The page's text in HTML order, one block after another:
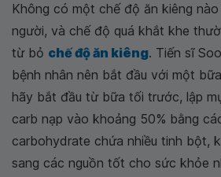
Không có một chế độ ăn kiêng
người, và chế độ quá khắt khe
từ bỏ chế độ ăn kiêng. Tiến sĩ
bệnh nhân nên bắt đầu với một
hãy bắt đầu từ bữa tối trước, lập
carb nạp vào khoảng 50% bằng
carbohydrate chứa nhiều tinh bột,
sang các nguồn tốt cho sức khỏe